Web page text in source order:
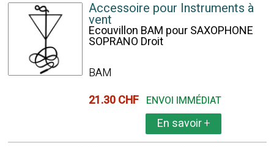
Accessoire pour Instruments à
vent
Ecouvillon BAM pour SAXOPHONE
SOPRANO Droit
BAM
21.30 CHF ENVOI IMMÉDIAT
En savoir+